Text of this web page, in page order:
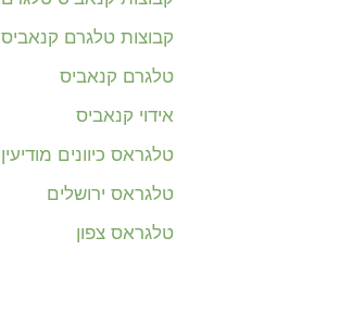
קבוצות טלגרם קנאביס
טלגרם קנאביס
אידוי קנאביס
טלגראס כיוונים מודיעין
טלגראס ירושלים
טלגראס צפון